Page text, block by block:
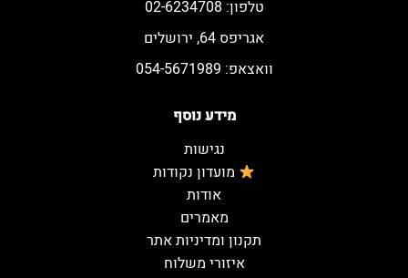
מידע נוסף
נגישות
מועדון נקודות
אודות
מאמרים
תקנון ומדיניות אתר
איזורי משלוח
טלפון: 02-6234708
אגריפס 64, ירושלים
וואצאפ: 054-5671989